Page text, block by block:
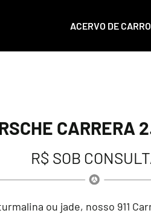
ACERVO DE
CARRERA
R$ SOB
ou jade, nosso 911